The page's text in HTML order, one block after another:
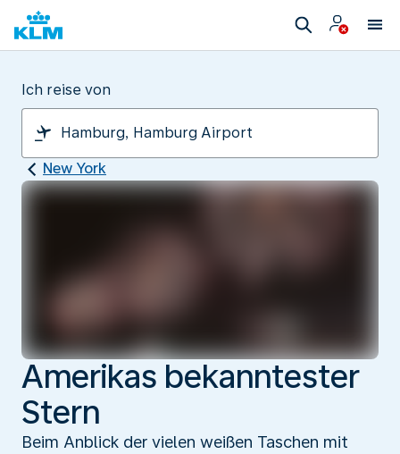
Ich reise von
New York
Amerikas bekanntester
Stern
Beim Anblick der vielen weißen Taschen mit